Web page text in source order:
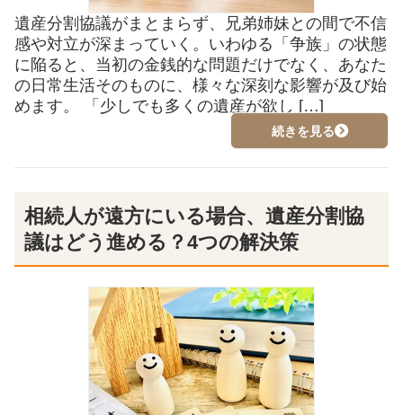
遺産分割協議がまとまらず、兄弟姉妹との間で不信
感や対立が深まっていく。いわゆる「争族」の状態
に陥ると、当初の金銭的な問題だけでなく、あなた
の日常生活そのものに、様々な深刻な影響が及び始
めます。 「少しでも多くの遺産が欲し […]
続きを見る
相続人が遠方にいる場合、遺産分割協
議はどう進める？4つの解決策